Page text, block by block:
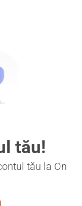
tău!
tău la On